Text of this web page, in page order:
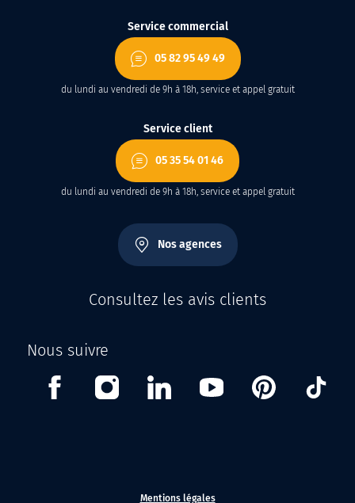
Service commercial
05 82 95 49 49
du lundi au vendredi de 9h à 18h, service et appel gratuit
Service client
05 35 54 01 46
du lundi au vendredi de 9h à 18h, service et appel gratuit
Nos agences
Consultez les avis clients
Nous suivre
Facebook Instagram Linkedin Youtube Pinterest
Mentions légales